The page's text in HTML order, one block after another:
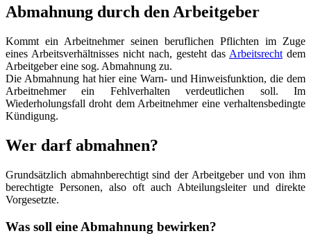
Abmahnung durch den Arbeitgeber
Kommt ein Arbeitnehmer seinen beruflichen Pflichten im Zuge
eines Arbeitsverhältnisses nicht nach, gesteht das Arbeitsrecht dem
Arbeitgeber eine sog. Abmahnung zu.
Die Abmahnung hat hier eine Warn- und Hinweisfunktion, die dem
Arbeitnehmer ein Fehlverhalten verdeutlichen soll. Im
Wiederholungsfall droht dem Arbeitnehmer eine verhaltensbedingte
Kündigung.
Wer darf abmahnen?
Grundsätzlich abmahnberechtigt sind der Arbeitgeber und von ihm
berechtigte Personen, also oft auch Abteilungsleiter und direkte
Vorgesetzte.
Was soll eine Abmahnung bewirken?